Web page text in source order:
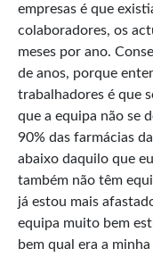
empresas é que
colaboradores, os
meses por ano.
de anos, porque
trabalhadores é que
que a equipa não se
90% das farmácias
abaixo daquilo que
também não têm
já estou mais
equipa muito bem
bem qual era a